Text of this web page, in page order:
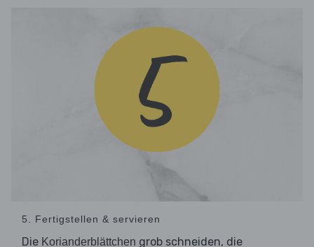
5. Fertigstellen & servieren
Die Korianderblättchen grob schneiden, die